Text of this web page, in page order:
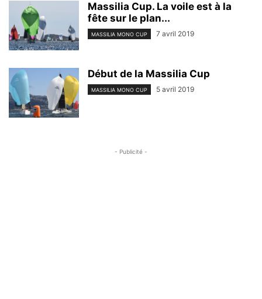
Massilia Cup. La voile est à la
fête sur le plan...
MASSILIA MONO CUP 7 avril 2019
Début de la Massilia Cup
MASSILIA MONO CUP 5 avril 2019
- Publicité -